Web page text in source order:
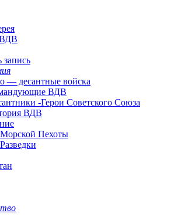
запись
— десантные войска
ВДВ
-Герои Советского Союза
ВДВ
Пехоты